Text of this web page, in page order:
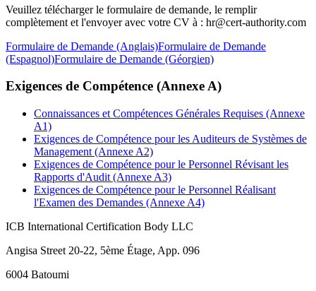
Veuillez télécharger le formulaire de demande, le remplir
complètement et l'envoyer avec votre CV à : hr@cert-authority.com
Formulaire de Demande (Anglais)Formulaire de Demande
(Espagnol)Formulaire de Demande (Géorgien)
Exigences de Compétence (Annexe A)
Connaissances et Compétences Générales Requises (Annexe
A1)
Exigences de Compétence pour les Auditeurs de Systèmes de
Management (Annexe A2)
Exigences de Compétence pour le Personnel Révisant les
Rapports d'Audit (Annexe A3)
Exigences de Compétence pour le Personnel Réalisant
l'Examen des Demandes (Annexe A4)
ICB International Certification Body LLC
Angisa Street 20-22, 5ème Étage, App. 096
6004 Batoumi